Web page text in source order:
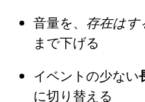
音量を、 存在はす
まで下げる
イベントの少ない
に切り替える